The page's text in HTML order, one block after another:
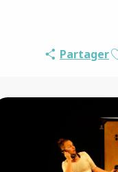
Partager